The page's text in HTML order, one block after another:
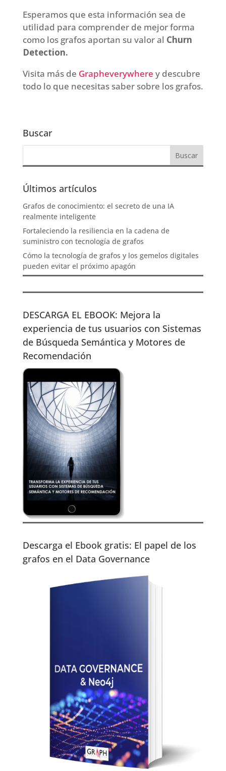
Esperamos que esta información sea de
utilidad para comprender de mejor forma
como los grafos aportan su valor al Churn
Detection.
Visita más de Grapheverywhere y descubre
todo lo que necesitas saber sobre los grafos.
Buscar
Últimos artículos
Grafos de conocimiento: el secreto de una IA
realmente inteligente
Fortaleciendo la resiliencia en la cadena de
suministro con tecnología de grafos
Cómo la tecnología de grafos y los gemelos digitales
pueden evitar el próximo apagón
DESCARGA EL EBOOK: Mejora la
experiencia de tus usuarios con Sistemas
de Búsqueda Semántica y Motores de
Recomendación
Descarga el Ebook gratis: El papel de los
grafos en el Data Governance